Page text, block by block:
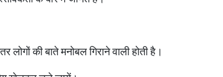
की बाते मनोबल गिराने वाली होती है।